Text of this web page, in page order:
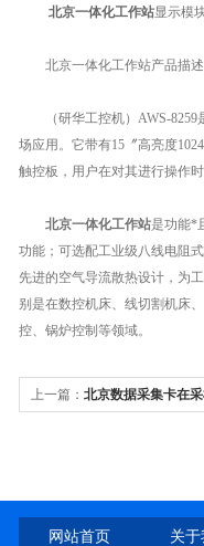
北京一体化工作站显示模
北京一体化工作站产品描
（研华工控机）AWS-8259
场应用。它带有15〞高亮度
触控板，用户在对其进行操作
北京一体化工作站是功能*
功能；可选配工业级八线电阻
先进的空气导流散热设计，为
别是在数控机床、线切割机床
控、锅炉控制等领域。
上一篇： 北京数据采集卡在
网站首页 关